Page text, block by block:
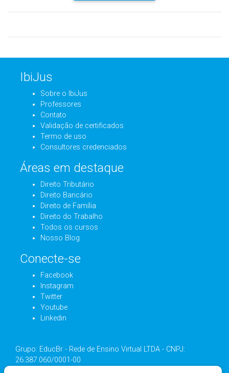
IbiJus
Sobre o IbiJus
Professores
Contato
Validação de certificados
Termo de uso
Consultores credenciados
Áreas em destaque
Direito Tributário
Direito Bancário
Direito de Família
Direito do Trabalho
Todos os cursos
Nosso Blog
Conecte-se
Facebook
Instagram
Twitter
Youtube
Linkedin
Grupo: EducBr - Rede de Ensino Virtual LTDA - CNPJ:
26.387.060/0001-00